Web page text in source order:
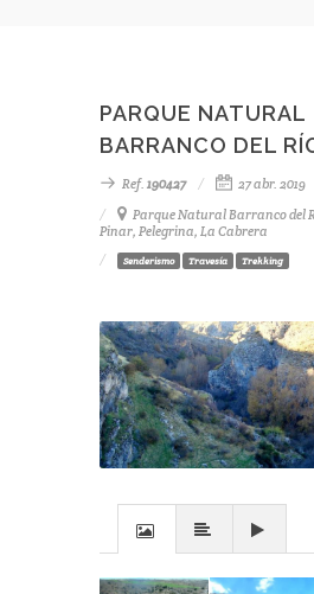
PARQUE NATURAL
BARRANCO DEL
Ref. 190427
27 abr. 2019
Parque Natural Barranco del
Pinar, Pelegrina, La Cabrera
Senderismo Travesía Trekking